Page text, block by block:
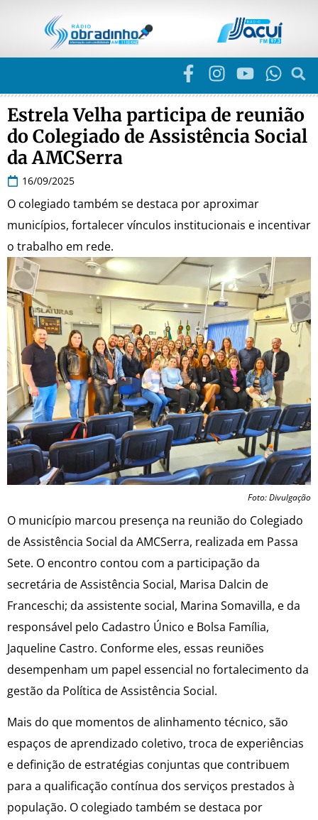
Estrela Velha participa de reunião
do Colegiado de Assistência Social
da AMCSerra
16/09/2025
O colegiado também se destaca por aproximar
municípios, fortalecer vínculos institucionais e incentivar
o trabalho em rede.
Foto: Divulgação
O município marcou presença na reunião do Colegiado
de Assistência Social da AMCSerra, realizada em Passa
Sete. O encontro contou com a participação da
secretária de Assistência Social, Marisa Dalcin de
Franceschi; da assistente social, Marina Somavilla, e da
responsável pelo Cadastro Único e Bolsa Família,
Jaqueline Castro. Conforme eles, essas reuniões
desempenham um papel essencial no fortalecimento da
gestão da Política de Assistência Social.
Mais do que momentos de alinhamento técnico, são
espaços de aprendizado coletivo, troca de experiências
e definição de estratégias conjuntas que contribuem
para a qualificação contínua dos serviços prestados à
população. O colegiado também se destaca por